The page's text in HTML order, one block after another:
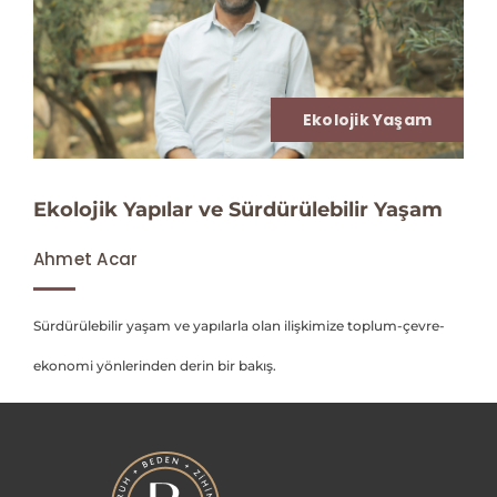
Ekolojik Yaşam
Ekolojik Yapılar ve Sürdürülebilir Yaşam
Ahmet Acar
Sürdürülebilir yaşam ve yapılarla olan ilişkimize toplum-çevre-
ekonomi yönlerinden derin bir bakış.